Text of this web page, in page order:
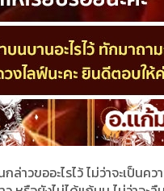
าวขออะไรไว้ ไม่ว่าจะเป็น